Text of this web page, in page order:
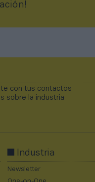
con tus contactos
sobre la industria
Industria
Newsletter